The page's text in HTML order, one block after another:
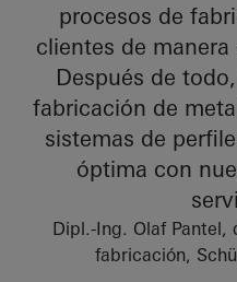
procesos de
clientes de
Después de
fabricación de
sistemas de
óptima con
Dipl.-Ing. Olaf
fabricación,